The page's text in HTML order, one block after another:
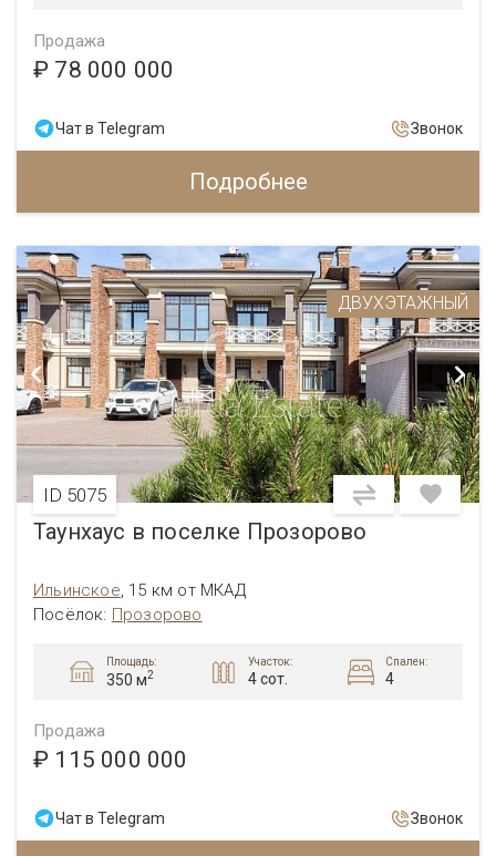
Продажа
₽ 78 000 000
Чат в Telegram Звонок
Подробнее
ДВУХЭТАЖНЫЙ
ID 5075
Таунхаус в поселке Прозорово
Ильинское, 15 км от МКАД
Посёлок: Прозорово
Площадь:
350 м2
Участок:
4 сот.
Спален:
4
Продажа
₽ 115 000 000
Чат в Telegram Звонок